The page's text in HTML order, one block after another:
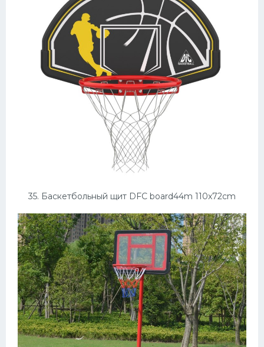
35. Баскетбольный щит DFC board44m 110x72cm